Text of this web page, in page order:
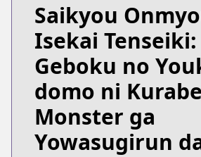
Saikyou
Isekai Tenseiki:
Geboku no
domo ni
Monster ga
Yowasugirun